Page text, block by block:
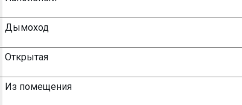
Дымоход
Открытая
Из помещения